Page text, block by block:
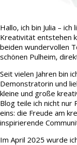
Hallo, ich bin Julia –
Kreativität entstehen
beiden wundervollen
schönen Pulheim,
Seit vielen Jahren bin
Demonstratorin und
kleine und große
Blog teile ich nicht nur
eins: die Freude am
inspirierende
Im April 2025 wurde